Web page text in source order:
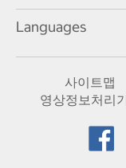
Languages
사이트맵
영상정보처리